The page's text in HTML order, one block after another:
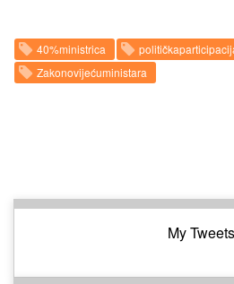
40%ministrica
Zakonovijećuministara
My Tweets